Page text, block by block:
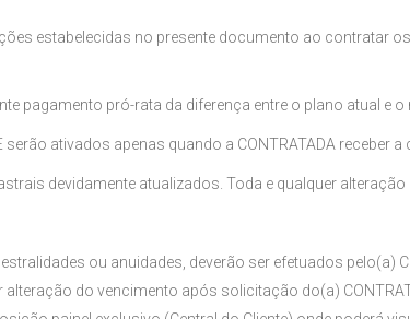
estabelecidas no presente documento ao contratar
pagamento pró-rata da diferença entre o plano atual e
ativados apenas quando a CONTRATADA
devidamente atualizados. Toda e qualquer alteração
ou anuidades, deverão ser efetuados pelo(a)
do vencimento após solicitação do(a)